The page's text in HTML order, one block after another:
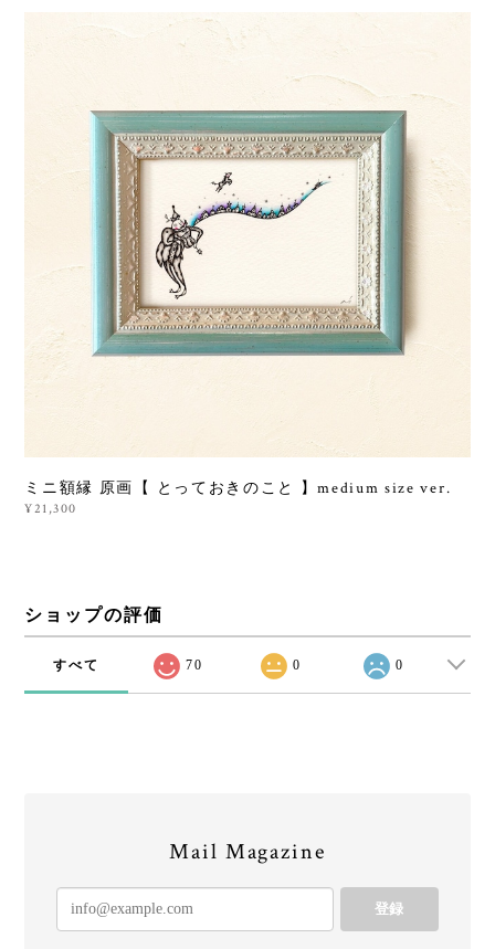
ミニ額縁 原画【 とっておきのこと 】medium size ver.
¥21,300
ショップの評価
すべて 70 0 0
Mail Magazine
登録